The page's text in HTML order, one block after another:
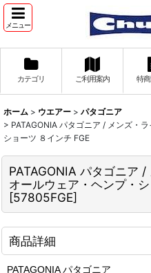
メニュー
カテゴリ ご利用案内 特
ホーム > ウエアー > パタゴニア
> PATAGONIA パタゴニア / メンズ・
ショーツ ８インチ FGE
PATAGONIA パタゴニア /
オールウェア・ヘンプ・
[57805FGE]
商品詳細
PATAGONIA パタゴニア